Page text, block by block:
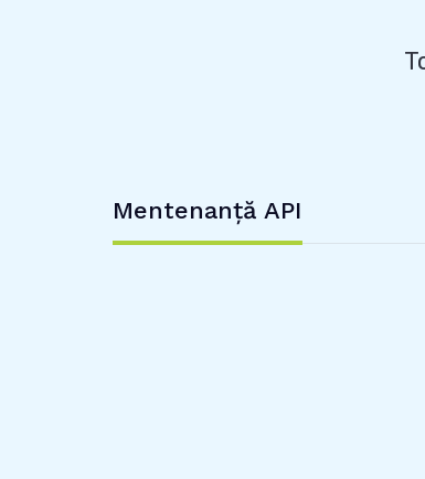
Mentenanță API